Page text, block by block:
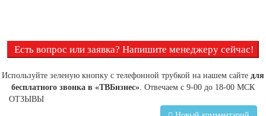
Есть вопрос или заявка? Напишите менеджеру сейчас!
Используйте зеленую кнопку с телефонной трубкой на нашем сайте для
бесплатного звонка в «ТВБизнес» . Отвечаем с 9-00 до 18-00 МСК
ОТЗЫВЫ